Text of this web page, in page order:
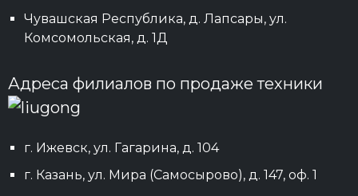
Чувашская Республика, д. Лапсары, ул.
Комсомольская, д. 1Д
Адреса филиалов по продаже техники
г. Ижевск, ул. Гагарина, д. 104
г. Казань, ул. Мира (Самосырово), д. 147, оф. 1